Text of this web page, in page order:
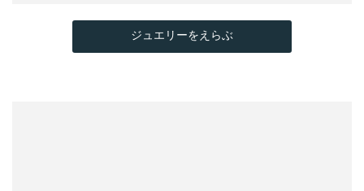
ジュエリーをえらぶ